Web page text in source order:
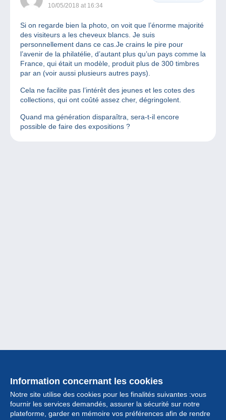
10/05/2018 at 16:34
Si on regarde bien la photo, on voit que l’énorme majorité
des visiteurs a les cheveux blancs. Je suis
personnellement dans ce cas.Je crains le pire pour
l’avenir de la philatélie, d’autant plus qu’un pays comme la
France, qui était un modèle, produit plus de 300 timbres
par an (voir aussi plusieurs autres pays).
Cela ne facilite pas l’intérêt des jeunes et les cotes des
collections, qui ont coûté assez cher, dégringolent.
Quand ma génération disparaîtra, sera-t-il encore
possible de faire des expositions ?
Information concernant les cookies
Notre site utilise des cookies pour les finalités suivantes :vous
fournir les services demandés, assurer la sécurité sur notre
plateforme, garder en mémoire vos préférences afin de rendre